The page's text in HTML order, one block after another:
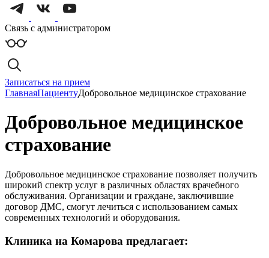
Связь с администратором
Записаться на прием
ГлавнаяПациентуДобровольное медицинское страхование
Добровольное медицинское
страхование
Добровольное медицинское страхование позволяет получить
широкий спектр услуг в различных областях врачебного
обслуживания. Организации и граждане, заключившие
договор ДМС, смогут лечиться с использованием самых
современных технологий и оборудования.
Клиника на Комарова предлагает: